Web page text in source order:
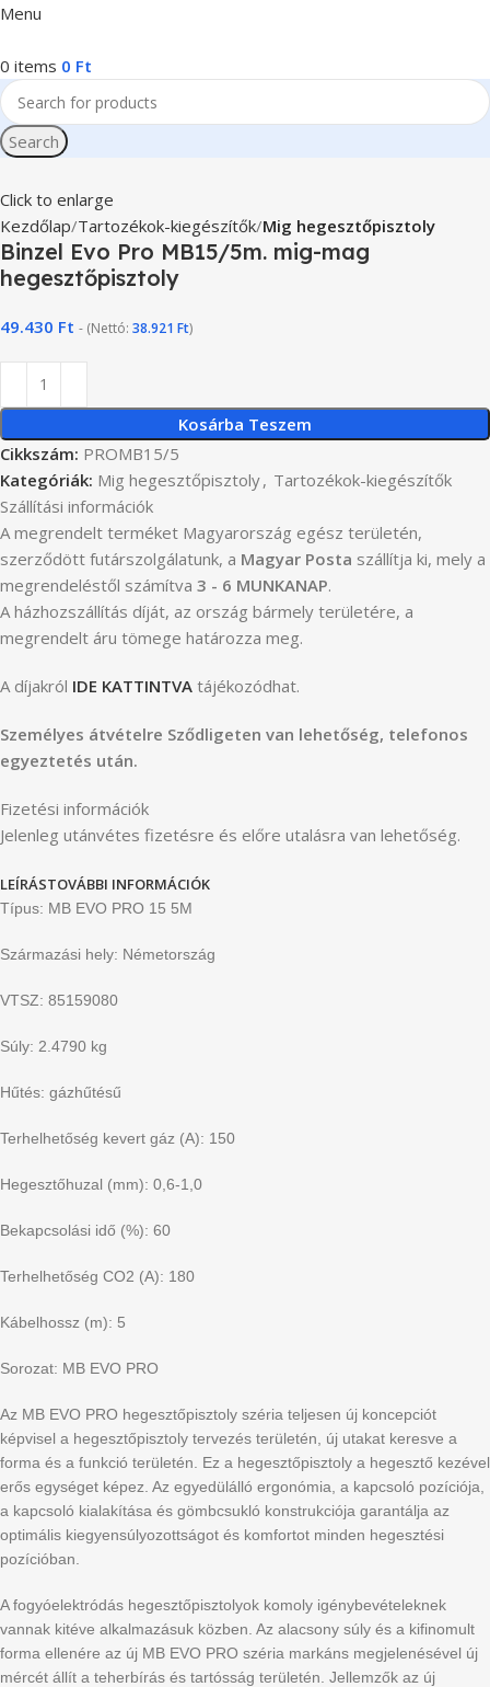
Menu
0 items 0 Ft
Search
Click to enlarge
Kezdőlap Tartozékok-kiegészítők Mig hegesztőpisztoly
Binzel Evo Pro MB15/5m. mig-mag
hegesztőpisztoly
49.430 Ft - (Nettó: 38.921 Ft)
Kosárba Teszem
Cikkszám: PROMB15/5
Kategóriák: Mig hegesztőpisztoly, Tartozékok-kiegészítők
Szállítási információk
A megrendelt terméket Magyarország egész területén,
szerződött futárszolgálatunk, a Magyar Posta szállítja ki, mely a
megrendeléstől számítva 3 - 6 MUNKANAP.
A házhozszállítás díját, az ország bármely területére, a
megrendelt áru tömege határozza meg.
A díjakról IDE KATTINTVA tájékozódhat.
Személyes átvételre Sződligeten van lehetőség, telefonos
egyeztetés után.
Fizetési információk
Jelenleg utánvétes fizetésre és előre utalásra van lehetőség.
LEÍRÁSTOVÁBBI INFORMÁCIÓK
Típus: MB EVO PRO 15 5M
Származási hely: Németország
VTSZ: 85159080
Súly: 2.4790 kg
Hűtés: gázhűtésű
Terhelhetőség kevert gáz (A): 150
Hegesztőhuzal (mm): 0,6-1,0
Bekapcsolási idő (%): 60
Terhelhetőség CO2 (A): 180
Kábelhossz (m): 5
Sorozat: MB EVO PRO
Az MB EVO PRO hegesztőpisztoly széria teljesen új koncepciót
képvisel a hegesztőpisztoly tervezés területén, új utakat keresve a
forma és a funkció területén. Ez a hegesztőpisztoly a hegesztő kezével
erős egységet képez. Az egyedülálló ergonómia, a kapcsoló pozíciója,
a kapcsoló kialakítása és gömbcsukló konstrukciója garantálja az
optimális kiegyensúlyozottságot és komfortot minden hegesztési
pozícióban.
A fogyóelektródás hegesztőpisztolyok komoly igénybevételeknek
vannak kitéve alkalmazásuk közben. Az alacsony súly és a kifinomult
forma ellenére az új MB EVO PRO széria markáns megjelenésével új
mércét állít a teherbírás és tartósság területén. Jellemzők az új